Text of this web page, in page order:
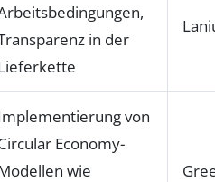
in der
von
Economy-
wie